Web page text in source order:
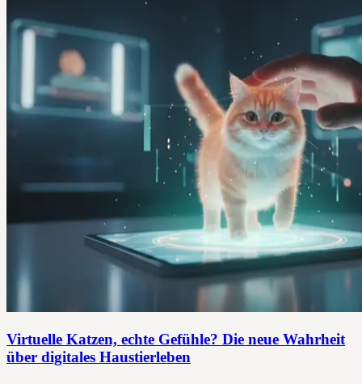
Virtuelle Katzen, echte Gefühle? Die neue Wahrheit
über digitales Haustierleben